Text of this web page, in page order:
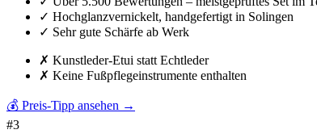
✓ Hochglanzvernickelt, handgefertigt in Solingen
✓ Sehr gute Schärfe ab Werk
✗ Kunstleder-Etui statt Echtleder
✗ Keine Fußpflegeinstrumente enthalten
💰 Preis-Tipp ansehen →
#3